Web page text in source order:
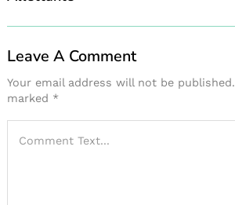
Leave A Comment
Your email address will not be published.
marked *